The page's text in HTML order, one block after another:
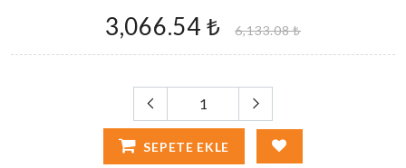
3,066.54 ₺ 6,133.08 ₺
SEPETE EKLE